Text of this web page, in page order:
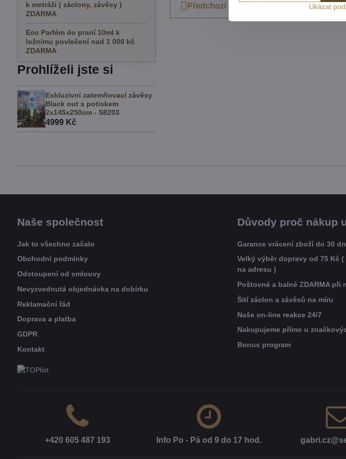
Předchozí produkt
k metráži ( záclony, závěsy )
ZDARMA
Eco Parfém do praní 10ml k
ložnímu povlečení nad 1 000 kč
ZDARMA
Prohlíželi jste si
Exkluzivní zatemňovací závěsy
Black out s potiskem
2x145x250cm - S8203
4999 Kč
Naše společnost
Jak to všechno začalo
Obchodní podmínky
Odstoupení od smlouvy
Nevyzvednutá objednávka na dobírku
Reklamační řád
Doprava a platba
GDPR
Kontakt
Důvody proč nákup
Garance vrácení zboží do 30
Velký výběr dopravy od 75 Kč
na adresu )
Poštovné a balné ZDARMA při
Šití záclon a závěsů na míru
Naše on-line reakce 24/7
Nakupujeme přímo u
Bonus program
+420 605 487 193 Info Po - Pá od 9 do 17 hod​.
Ukázat